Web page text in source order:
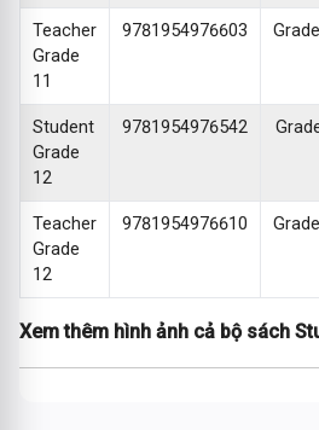
Teacher
Grade
11
9781954976603
Student
Grade
12
9781954976542
Teacher
Grade
12
9781954976610
Xem thêm hình ảnh cả bộ sách